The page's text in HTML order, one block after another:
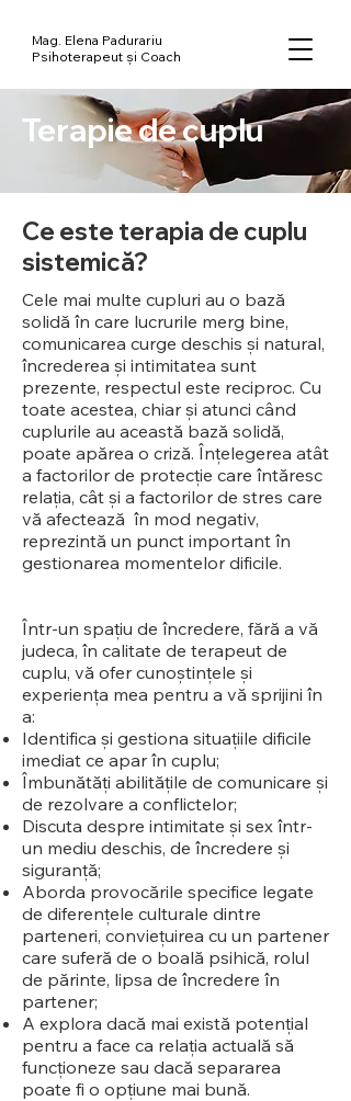
Mag. Elena Padurariu
Psihoterapeut și Coach
Terapie de cuplu
Ce este terapia de cuplu
sistemică?
Cele mai multe cupluri au o bază
solidă în care lucrurile merg bine,
comunicarea curge deschis și natural,
încrederea și intimitatea sunt
prezente, respectul este reciproc. Cu
toate acestea, chiar și atunci când
cuplurile au această bază solidă,
poate apărea o criză. Înțelegerea atât
a factorilor de protecție care întăresc
relația, cât și a factorilor de stres care
vă afectează în mod negativ,
reprezintă un punct important în
gestionarea momentelor dificile.
Într-un spațiu de încredere, fără a vă
judeca, în calitate de terapeut de
cuplu, vă ofer cunoștințele și
experiența mea pentru a vă sprijini în
a:
Identifica și gestiona situațiile dificile
imediat ce apar în cuplu;
Îmbunătăți abilitățile de comunicare și
de rezolvare a conflictelor;
Discuta despre intimitate și sex într-
un mediu deschis, de încredere și
siguranță;
Aborda provocările specifice legate
de diferențele culturale dintre
parteneri, conviețuirea cu un partener
care suferă de o boală psihică, rolul
de părinte, lipsa de încredere în
partener;
A explora dacă mai există potențial
pentru a face ca relația actuală să
funcționeze sau dacă separarea
poate fi o opțiune mai bună.